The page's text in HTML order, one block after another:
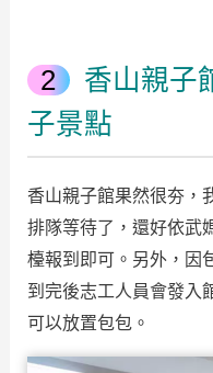
香山親子
子景點
香山親子館果然很夯，
排隊等待了，還好依武
檯報到即可。另外，因
到完後志工人員會發入
可以放置包包。